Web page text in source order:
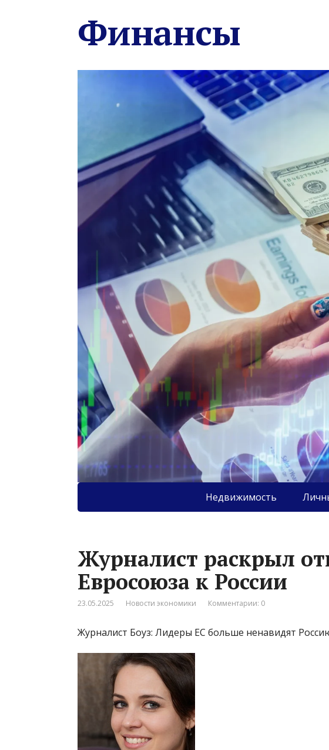
Финансы
Недвижимость
Журналист раскрыл
Евросоюза к России
23.05.2025 Новости экономики Комментарии: 0
Журналист Боуз: Лидеры ЕС больше ненавидят